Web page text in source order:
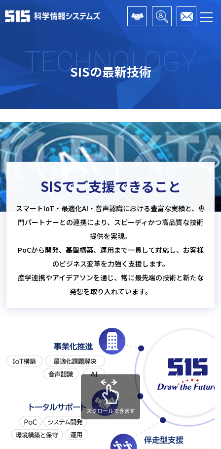
SISの最新技術
TECHNOLOGY
SISでご支援できること
スマートIoT・最適化AI・音声認識における豊富な実績と、専
門パートナーとの連携により、スピーディかつ高品質な技術
提供を実現。
PoCから開発、基盤構築、運用まで一貫して対応し、お客様
のビジネス変革を力強く支援します。
産学連携やアイデアソンを通じ、常に最先端の技術と新たな
発想を取り入れています。
スクロールできます